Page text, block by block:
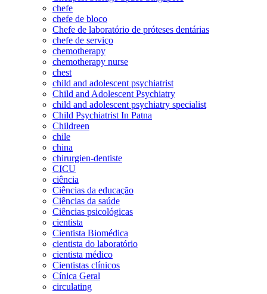
chefe
chefe de bloco
Chefe de laboratório de próteses dentárias
chefe de serviço
chemotherapy
chemotherapy nurse
chest
child and adolescent psychiatrist
Child and Adolescent Psychiatry
child and adolescent psychiatry specialist
Child Psychiatrist In Patna
Childreen
chile
china
chirurgien-dentiste
CICU
ciência
Ciências da educação
Ciências da saúde
Ciências psicológicas
cientista
Cientista Biomédica
cientista do laboratório
cientista médico
Cientistas clínicos
Cínica Geral
circulating